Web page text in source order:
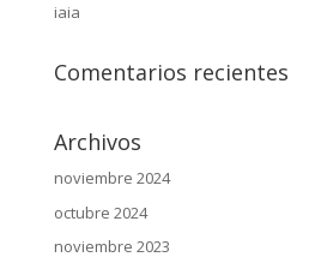
iaia
Comentarios recientes
Archivos
noviembre 2024
octubre 2024
noviembre 2023